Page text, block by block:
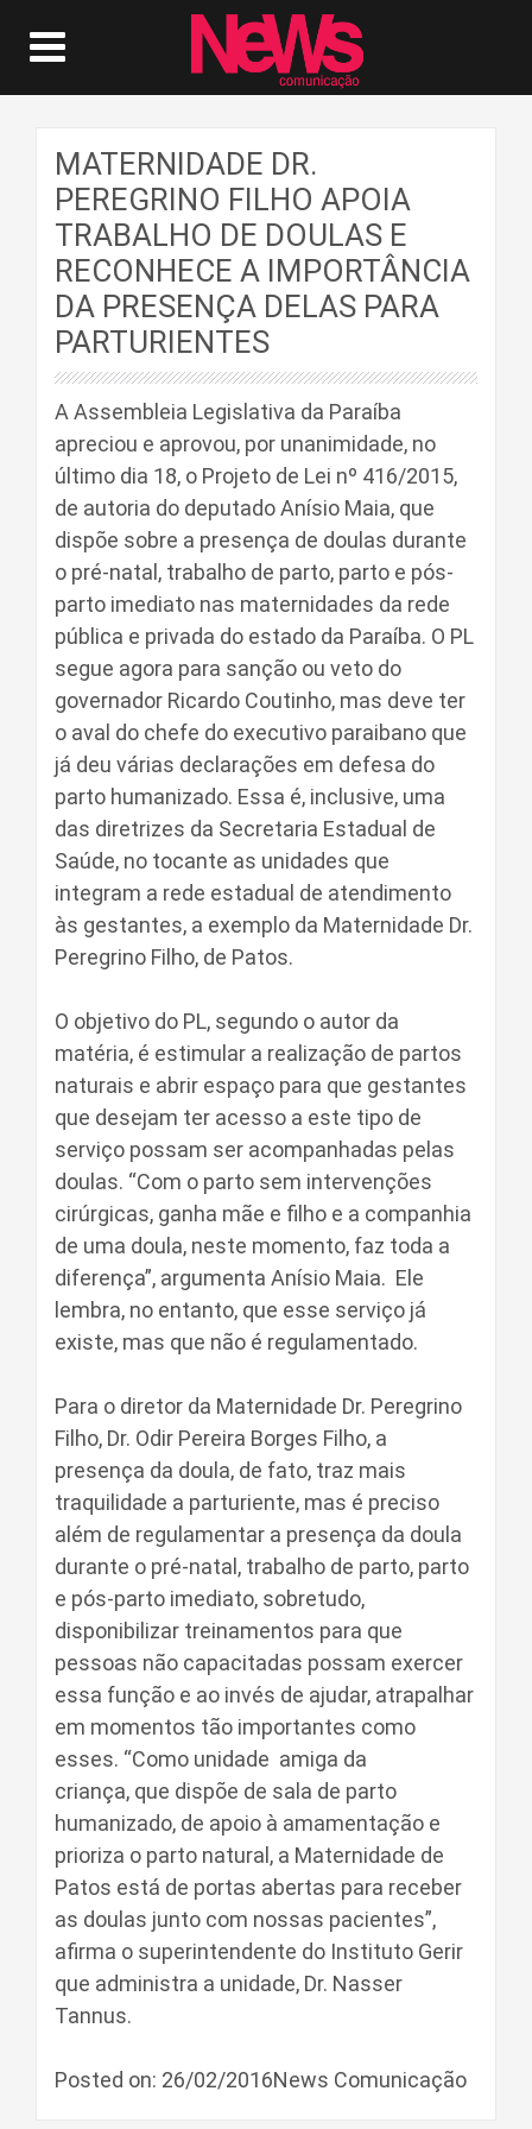
MATERNIDADE DR.
PEREGRINO FILHO APOIA
TRABALHO DE DOULAS E
RECONHECE A IMPORTÂNCIA
DA PRESENÇA DELAS PARA
PARTURIENTES
A Assembleia Legislativa da Paraíba
apreciou e aprovou, por unanimidade, no
último dia 18, o Projeto de Lei nº 416/2015,
de autoria do deputado Anísio Maia, que
dispõe sobre a presença de doulas durante
o pré-natal, trabalho de parto, parto e pós-
parto imediato nas maternidades da rede
pública e privada do estado da Paraíba. O PL
segue agora para sanção ou veto do
governador Ricardo Coutinho, mas deve ter
o aval do chefe do executivo paraibano que
já deu várias declarações em defesa do
parto humanizado. Essa é, inclusive, uma
das diretrizes da Secretaria Estadual de
Saúde, no tocante as unidades que
integram a rede estadual de atendimento
às gestantes, a exemplo da Maternidade Dr.
Peregrino Filho, de Patos.
O objetivo do PL, segundo o autor da
matéria, é estimular a realização de partos
naturais e abrir espaço para que gestantes
que desejam ter acesso a este tipo de
serviço possam ser acompanhadas pelas
doulas. “Com o parto sem intervenções
cirúrgicas, ganha mãe e filho e a companhia
de uma doula, neste momento, faz toda a
diferença”, argumenta Anísio Maia. Ele
lembra, no entanto, que esse serviço já
existe, mas que não é regulamentado.
Para o diretor da Maternidade Dr. Peregrino
Filho, Dr. Odir Pereira Borges Filho, a
presença da doula, de fato, traz mais
traquilidade a parturiente, mas é preciso
além de regulamentar a presença da doula
durante o pré-natal, trabalho de parto, parto
e pós-parto imediato, sobretudo,
disponibilizar treinamentos para que
pessoas não capacitadas possam exercer
essa função e ao invés de ajudar, atrapalhar
em momentos tão importantes como
esses. “Como unidade amiga da
criança, que dispõe de sala de parto
humanizado, de apoio à amamentação e
prioriza o parto natural, a Maternidade de
Patos está de portas abertas para receber
as doulas junto com nossas pacientes”,
afirma o superintendente do Instituto Gerir
que administra a unidade, Dr. Nasser
Tannus.
Posted on: 26/02/2016News Comunicação